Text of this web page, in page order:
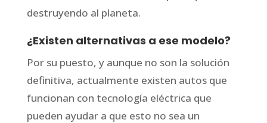
destruyendo al planeta.
¿Existen alternativas a ese modelo?
Por su puesto, y aunque no son la solución
definitiva, actualmente existen autos que
funcionan con tecnología eléctrica que
pueden ayudar a que esto no sea un